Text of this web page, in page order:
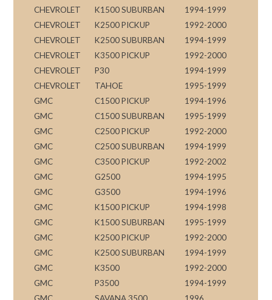
CHEVROLET
K1500 SUBURBAN
1994-1999
CHEVROLET
K2500 PICKUP
1992-2000
CHEVROLET
K2500 SUBURBAN
1994-1999
CHEVROLET
K3500 PICKUP
1992-2000
CHEVROLET
P30
1994-1999
CHEVROLET
TAHOE
1995-1999
GMC
C1500 PICKUP
1994-1996
GMC
C1500 SUBURBAN
1995-1999
GMC
C2500 PICKUP
1992-2000
GMC
C2500 SUBURBAN
1994-1999
GMC
C3500 PICKUP
1992-2002
GMC
G2500
1994-1995
GMC
G3500
1994-1996
GMC
K1500 PICKUP
1994-1998
GMC
K1500 SUBURBAN
1995-1999
GMC
K2500 PICKUP
1992-2000
GMC
K2500 SUBURBAN
1994-1999
GMC
K3500
1992-2000
GMC
P3500
1994-1999
GMC
SAVANA 3500
1996